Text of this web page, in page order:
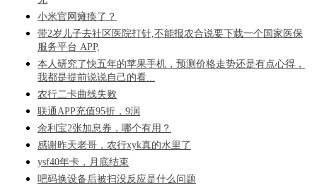
小米官网瘫痪了？
带2岁儿子去社区医院打针,不能报农合说要下载一个国家医保
服务平台 APP,
本人研究了快五年的苹果手机，预测价格走势还是有点心得，
我都是提前说说自己的看...
农行二卡曲线失败
联通APP充值95折，9润
余利宝2张加息券，哪个有用？
感谢昨天老哥，农行xyk真的水里了
ysf40年卡，月底结束
吧码换设备后被扫没反应是什么问题